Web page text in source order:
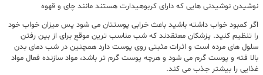
نوشیدن نوشیدنی هایی که دارای کربوهیدارت هستند مانند چای و قهوه
اگر کمبود خواب داشته باشید باعث خرابی پوستتان می شود پس میزان خواب خود
را تنظیم کنید. پزشکان معتقدند که شب مناسب ترین موقع برای از بین رفتن
سلول های مرده است و اثرات مثبتی روی پوست دارد همچنین در شب دمای بدن
بالا فته و پوست گرم می شود و هرچه پوست گرم تر باشد، مواد سازنده فعال مواد
غذایی را بیشتر جذب می کند.